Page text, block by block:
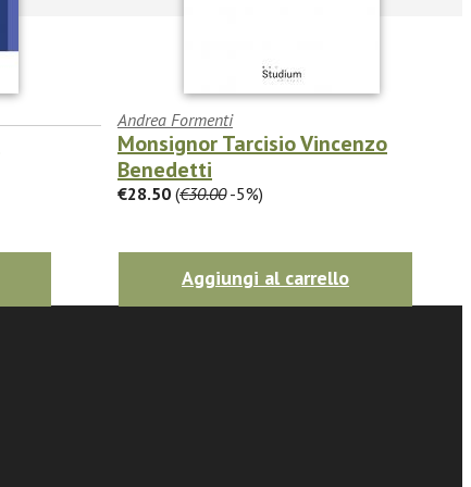
Andrea Formenti
Monsignor Tarcisio Vincenzo
Benedetti
€28.50 (€30.00-5%)
Aggiungi al carrello